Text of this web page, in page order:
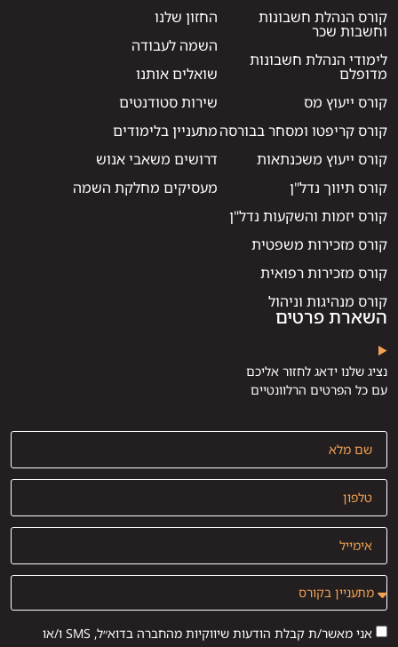
קורס הנהלת חשבונות
וחשבות שכר
לימודי הנהלת חשבונות
מדופלם
קורס ייעוץ מס
קורס קריפטו ומסחר בבורסה
קורס ייעוץ משכנתאות
קורס תיווך נדל"ן
קורס יזמות והשקעות נדל"ן
קורס מזכירות משפטית
קורס מזכירות רפואית
קורס מנהיגות וניהול
החזון שלנו
השמה לעבודה
שואלים אותנו
שירות סטודנטים
מתעניין בלימודים
דרושים משאבי אנוש
מעסיקים מחלקת השמה
השארת פרטים
נציג שלנו ידאג לחזור אליכם
עם כל הפרטים הרלוונטיים
אני מאשר/ת קבלת הודעות שיווקיות מהחברה בדוא״ל, SMS ו/או